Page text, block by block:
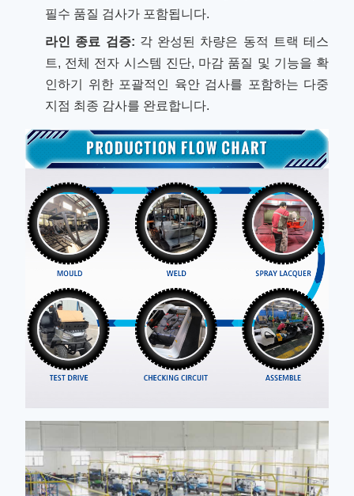
필수 품질 검사가 포함됩니다.
라인 종료 검증: 각 완성된 차량은 동적 트랙 테스
트, 전체 전자 시스템 진단, 마감 품질 및 기능을 확
인하기 위한 포괄적인 육안 검사를 포함하는 다중
지점 최종 감사를 완료합니다.